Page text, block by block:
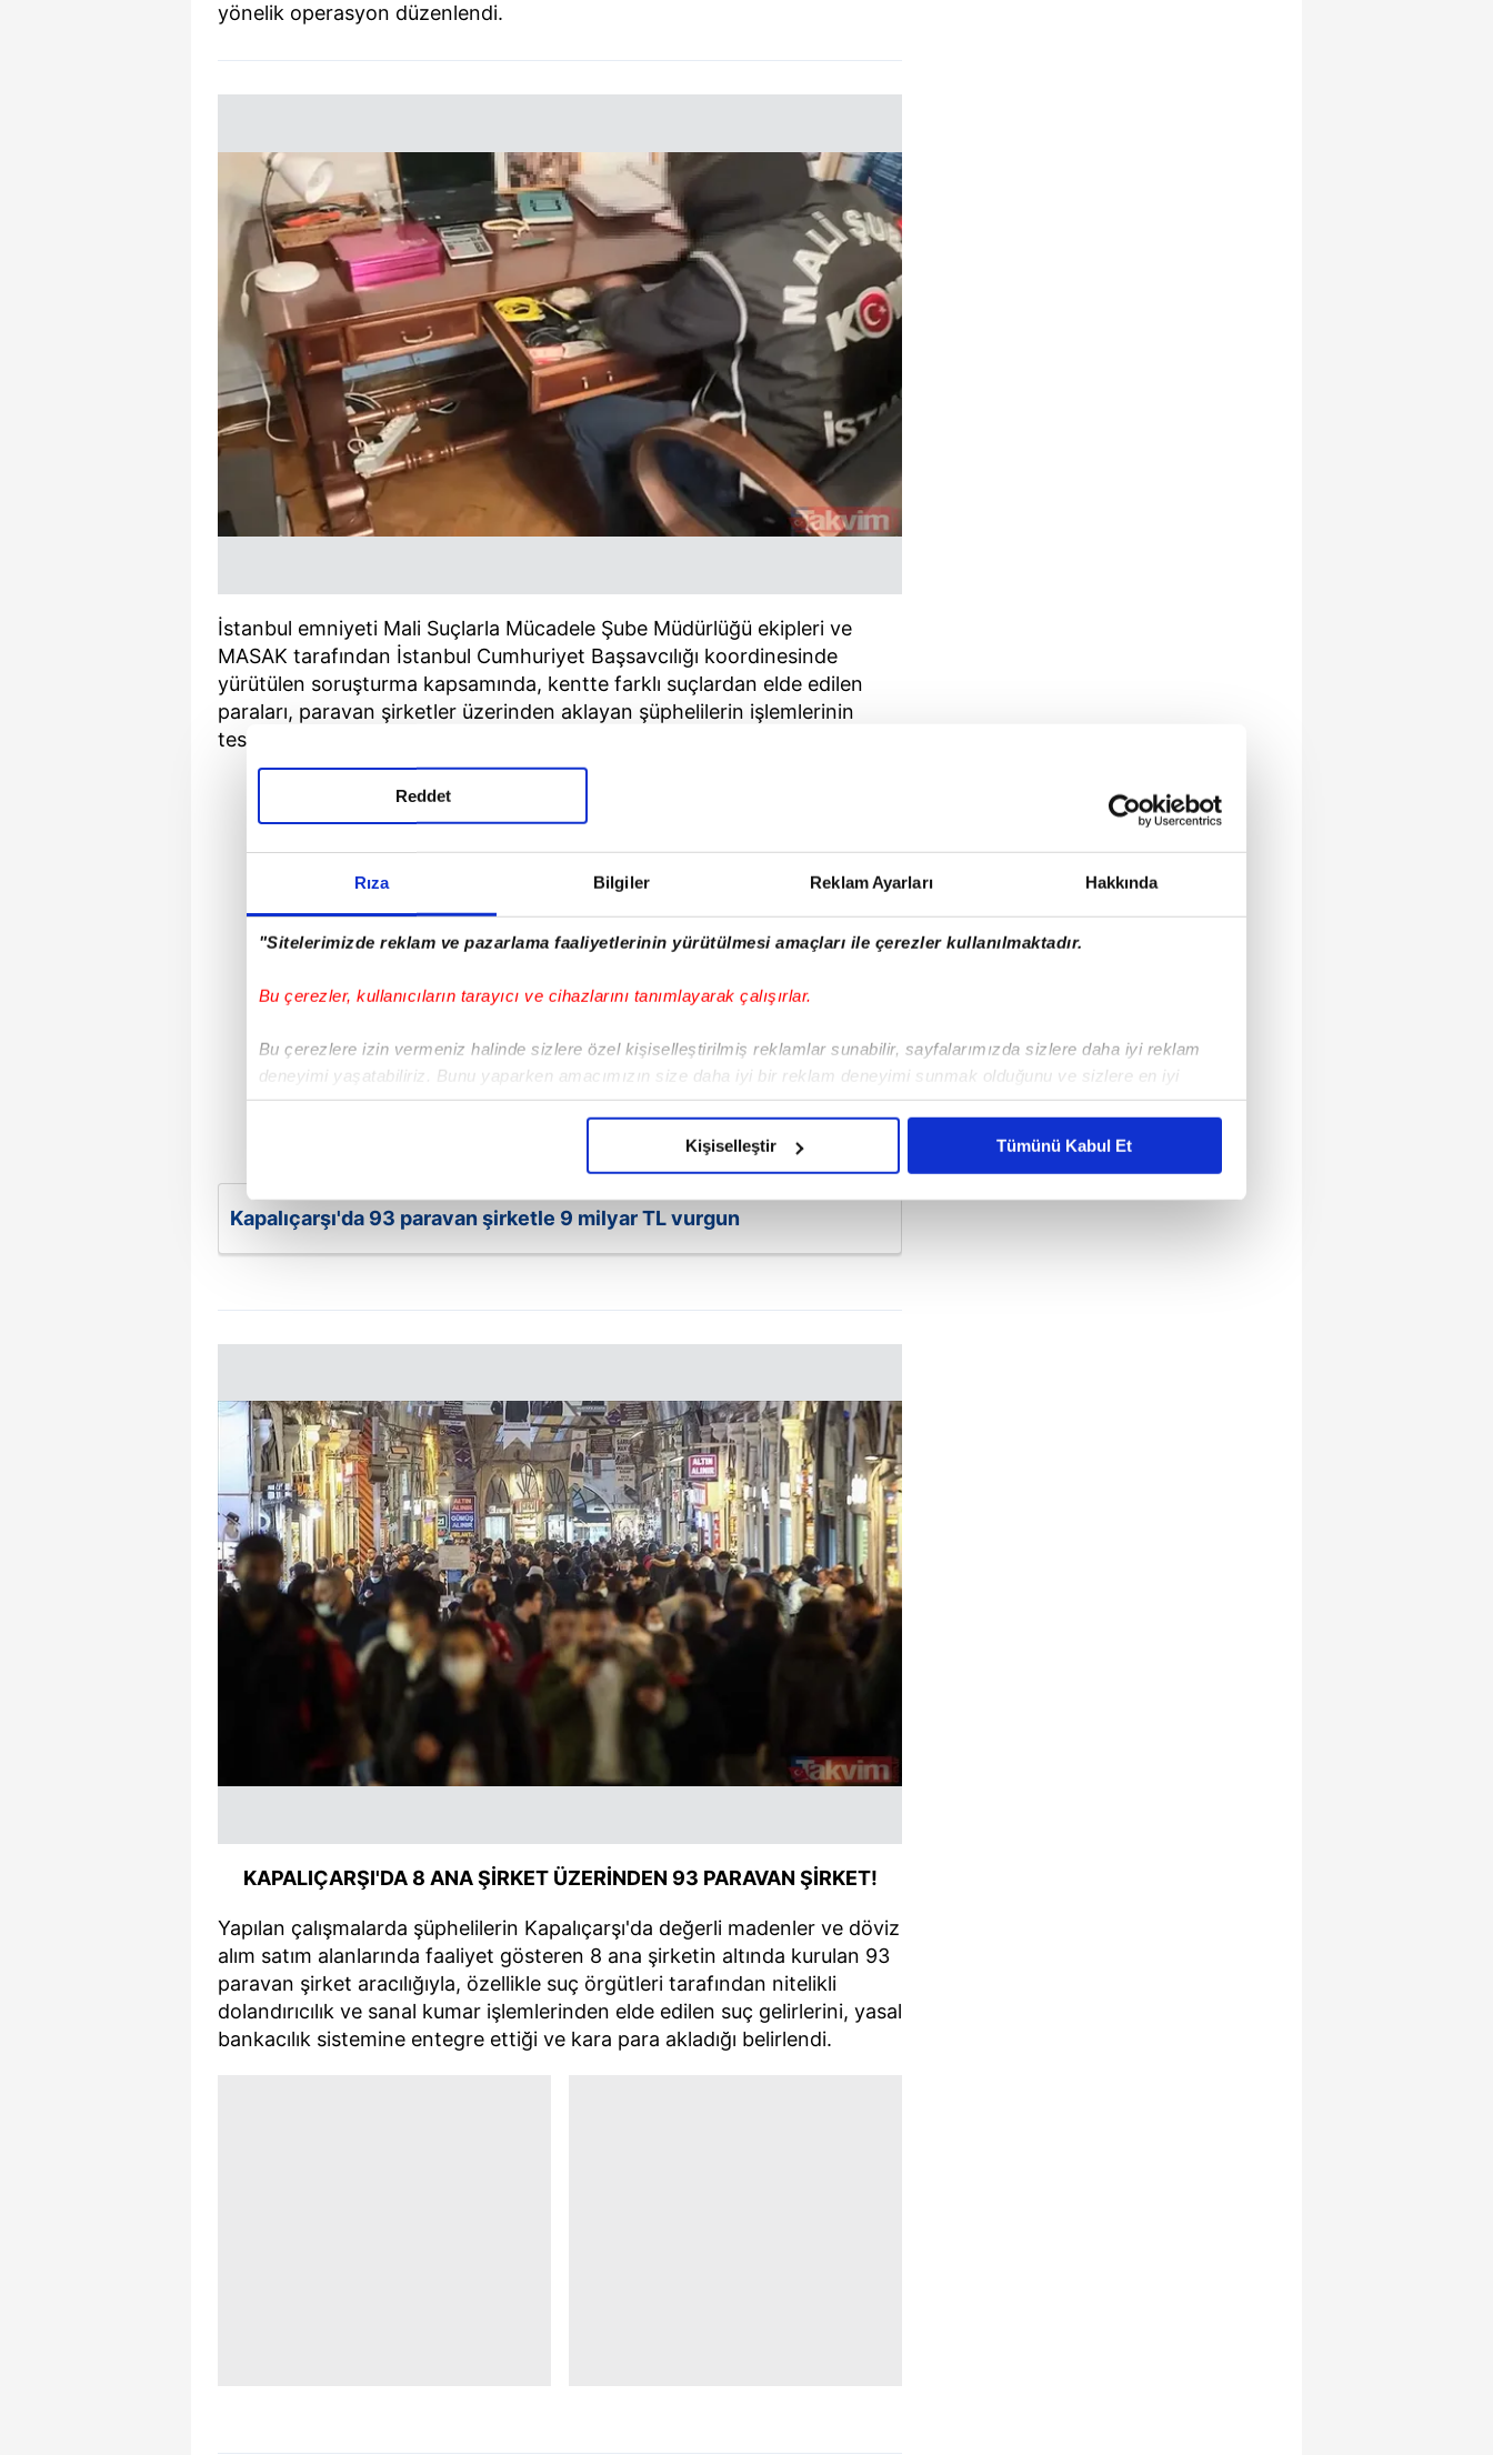
Rıza Bilgiler Reklam Ayarları Hakkında
"Sitelerimizde reklam ve pazarlama faaliyetlerinin yürütülmesi amaçları ile çerezler kullanılmaktadır.
Bu çerezler, kullanıcıların tarayıcı ve cihazlarını tanımlayarak çalışırlar.
Bu çerezlere izin vermeniz halinde sizlere özel kişiselleştirilmiş reklamlar sunabilir, sayfalarımızda sizlere daha iyi reklam
deneyimi yaşatabiliriz. Bunu yaparken amacımızın size daha iyi bir reklam deneyimi sunmak olduğunu ve sizlere en iyi
içerikleri sunabilmek adına elimizden gelen çabayı gösterdiğimizi ve bu noktada, reklamların maliyetlerimizi karşılamak
Sizlere daha iyi bir hizmet sunabilmek için İnternet Sitemizde kendimize ve üçüncü kişilere ait çerezler kullanılmaktadır. Bu
çerezler vasıtasıyla çeşitli kişisel verileriniz işlenmekte olup gerekli olan çerezler bilgi toplumu hizmetlerinin sunulması
reklam/pazarlama faaliyetlerinin yapılması, amaçlarıyla sınırlı olarak açık rızanız dahilinde kullanılacaktır.
6698 sayılı Kişisel Verilerin Korunması Kanunu uyarınca hazırlanmış Aydınlatma Metnimizi okumak ve sitemizde ilgili
mevzuata uygun olarak kullanılan çerezlerle ilgili bilgi almak için lütfentıklayınız.
Reddet
Kişiselleştir Tümünü Kabul Et
yönelik operasyon düzenlendi.
İstanbul emniyeti Mali Suçlarla Mücadele Şube Müdürlüğü ekipleri ve
MASAK tarafından İstanbul Cumhuriyet Başsavcılığı koordinesinde
yürütülen soruşturma kapsamında, kentte farklı suçlardan elde edilen
paraları, paravan şirketler üzerinden aklayan şüphelilerin işlemlerinin
tespit edilmesi için çalışma başlattı.
Kapalıçarşı'da 93 paravan şirketle 9 milyar TL vurgun
KAPALIÇARŞI'DA 8 ANA ŞİRKET ÜZERİNDEN 93 PARAVAN ŞİRKET!
Yapılan çalışmalarda şüphelilerin Kapalıçarşı'da değerli madenler ve döviz
alım satım alanlarında faaliyet gösteren 8 ana şirketin altında kurulan 93
paravan şirket aracılığıyla, özellikle suç örgütleri tarafından nitelikli
dolandırıcılık ve sanal kumar işlemlerinden elde edilen suç gelirlerini, yasal
bankacılık sistemine entegre ettiği ve kara para akladığı belirlendi.